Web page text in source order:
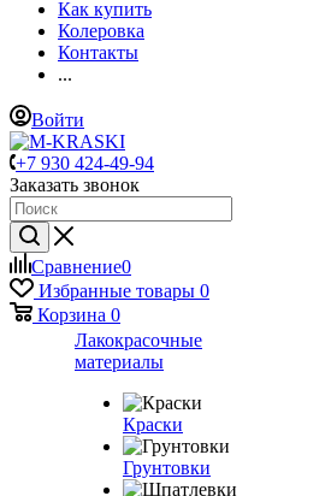
Как купить
Колеровка
Контакты
...
Войти
+7 930 424-49-94
Заказать звонок
Сравнение0
Избранные товары 0
Корзина 0
Лакокрасочные
материалы
Краски
Грунтовки